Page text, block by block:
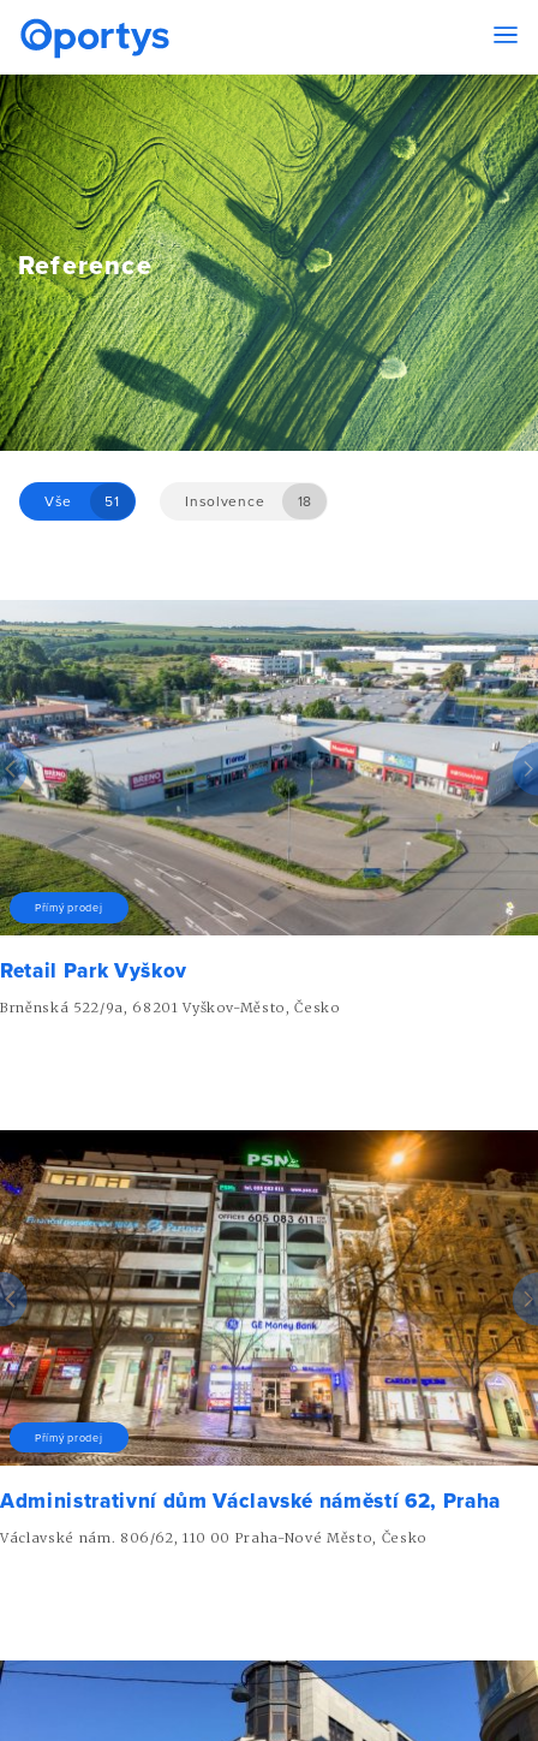
Reference
Vše 51 Insolvence 18
Přímý prodej
Retail Park Vyškov
Brněnská 522/9a, 68201 Vyškov-Město, Česko
Přímý prodej
Administrativní dům Václavské náměstí 62, Praha
Václavské nám. 806/62, 110 00 Praha-Nové Město, Česko